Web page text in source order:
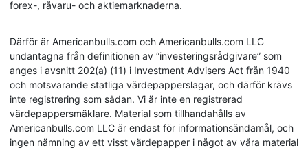
forex-, råvaru- och aktiemarknaderna.
Därför är Americanbulls.com och Americanbulls.com LLC
undantagna från definitionen av “investeringsrådgivare” som
anges i avsnitt 202(a) (11) i Investment Advisers Act från 1940
och motsvarande statliga värdepapperslagar, och därför krävs
inte registrering som sådan. Vi är inte en registrerad
värdepappersmäklare. Material som tillhandahålls av
Americanbulls.com LLC är endast för informationsändamål, och
ingen nämning av ett visst värdepapper i något av våra material